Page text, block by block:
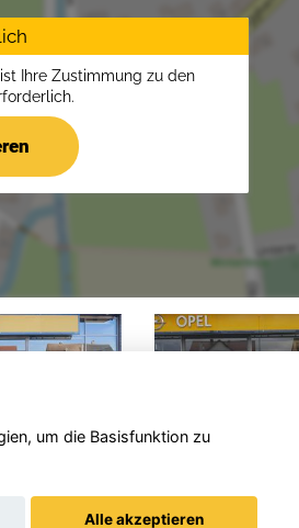
Ihre Zustimmung zu den
Crossland
um die Basisfunktion zu
Alle akzeptieren